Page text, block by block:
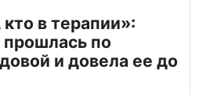
в терапии»:
по
и довела ее до